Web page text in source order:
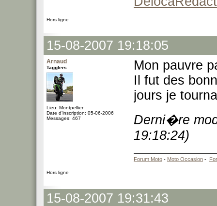
Hors ligne
15-08-2007 19:18:05
Arnaud
Tagglers
Lieu: Montpellier
Date d'inscription: 05-06-2006
Messages: 467
Mon pauvre
Il fut des
jours je
Derni�re
19:18:24)
Forum Moto - Moto Occasion -
Hors ligne
15-08-2007 19:31:43